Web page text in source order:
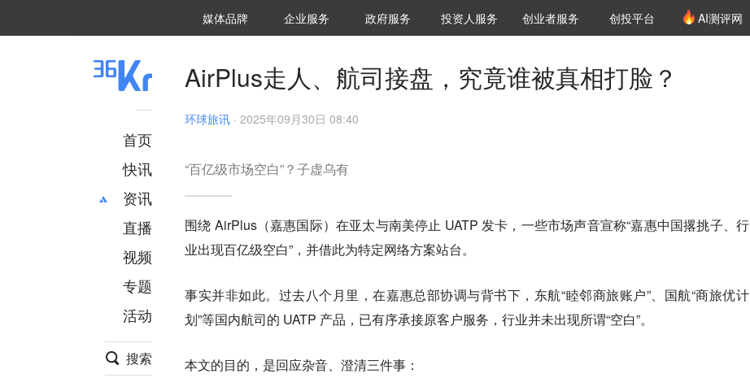
媒体品牌 36Kr研究院
企业服务 城市之窗
政府服务 VClub投资机构库
投资机构职位推介
投资人服务 创投氪堂
创业者服务 创投平台 AI测评网
首页
快讯
资讯
推荐
财经
项目推荐
安徽
直播
视频
专题
活动
搜索
AirPlus走人、航司接盘，究竟谁被真相打脸？
环球旅讯 · 2025年09月30日 08:40
“百亿级市场空白”？子虚乌有
围绕 AirPlus（嘉惠国际）在亚太与南美停止 UATP 发卡，一些市场声音宣称“嘉惠中国撂挑子、行
业出现百亿级空白”，并借此为特定网络方案站台。
事实并非如此。过去八个月里，在嘉惠总部协调与背书下，东航“睦邻商旅账户”、国航“商旅优计
划”等国内航司的 UATP 产品，已有序承接原客户服务，行业并未出现所谓“空白”。
本文的目的，是回应杂音、澄清三件事：